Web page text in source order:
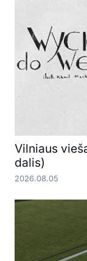
Vilniaus
dalis)
2026.08.05